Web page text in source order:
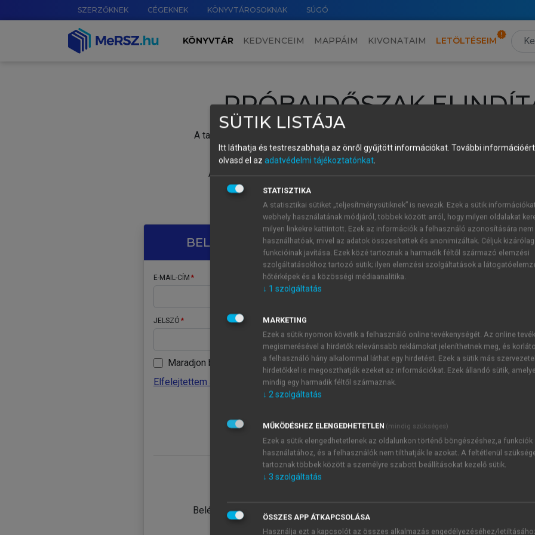
SZERZŐKNEK CÉGEKNEK KÖNYVTÁROSOKNAK SÚGÓ
KÖNYVTÁR KEDVENCEIM MAPPÁIM KIVONATAIM LETÖLTÉSEIM
PRÓBAIDŐSZAK
A tartalom megtekintéséhez lépj be a saját fiókoddal, iskolai azonosítóddal vagy
Új felhasználóként1 óra díjmentes hozzáférésrevagy
A próbaidőszak elindításához,
vagy hozz
A regisztráció után a
BELÉPÉS SAJÁT FIÓKKAL
E-MAIL-CÍM
JELSZÓ
Maradjon belépve
Elfelejtettem a jelszavamat
Belépés intézményi azonosítóval
ÚJ FIÓK
1 óra
JELSZÓ
Kérek értesítést a MeRSZ
Kérek értesítést az
SÜTIK LISTÁJA
Itt láthatja és testreszabhatja az önről gyűjtött információkat. További
olvasd el az adatvédelmi tájékoztatónkat.
STATISZTIKA
A statisztikai sütiket „teljesítménysütiknek” is nevezik. Ezek a sütik
webhely használatának módjáról, többek között arról, hogy milyen oldalakat
milyen linkekre kattintott. Ezek az információk a felhasználó azonosítására nem
használhatóak, mivel az adatok összesítettek és anonimizáltak. Céljuk
funkcióinak javítása. Ezek közé tartoznak a harmadik féltől származó elemzési
szolgáltatásokhoz tartozó sütik; ilyen elemzési szolgáltatások a
hőtérképek és a közösségi médiaanalitika.
↓ 1 szolgáltatás
MARKETING
Ezek a sütik nyomon követik a felhasználó online tevékenységét. Az online
megismerésével a hirdetők relevánsabb reklámokat jeleníthetnek meg, és
a felhasználó hány alkalommal láthat egy hirdetést. Ezek a sütik más
hirdetőkkel is megoszthatják ezeket az információkat. Ezek állandó sütik,
mindig egy harmadik féltől származnak.
↓ 2szolgáltatás
MŰKÖDÉSHEZ ELENGEDHETETLEN (mindig szükséges)
Ezek a sütik elengedhetetlenek az oldalunkon történő böngészéshez,a funkciók
használatához, és a felhasználók nem tilthatják le azokat. A feltétlenül
tartoznak többek között a személyre szabott beállításokat kezelő sütik.
↓ 3 szolgáltatás
ÖSSZES APP ÁTKAPCSOLÁSA
Használja ezt a kapcsolót az összes alkalmazás engedélyezéséhez/